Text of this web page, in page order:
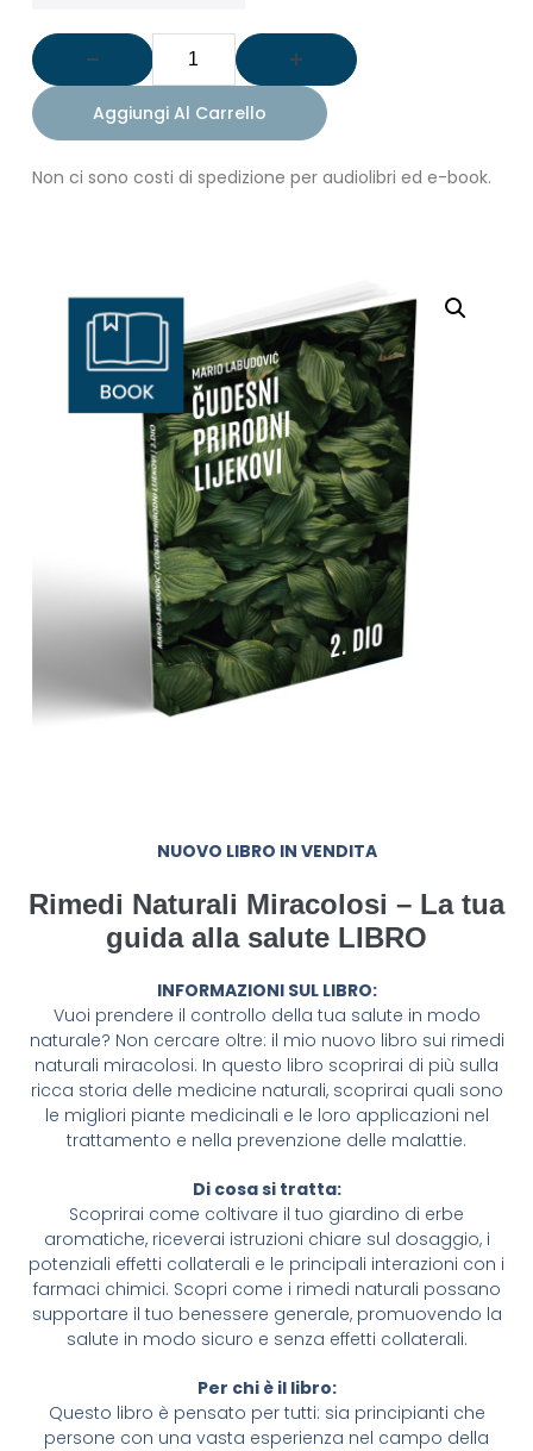
Aggiungi Al Carrello
Non ci sono costi di spedizione per audiolibri ed e-book.
NUOVO LIBRO IN VENDITA
Rimedi Naturali Miracolosi – La tua
guida alla salute LIBRO
INFORMAZIONI SUL LIBRO:
Vuoi prendere il controllo della tua salute in modo
naturale? Non cercare oltre: il mio nuovo libro sui rimedi
naturali miracolosi. In questo libro scoprirai di più sulla
ricca storia delle medicine naturali, scoprirai quali sono
le migliori piante medicinali e le loro applicazioni nel
trattamento e nella prevenzione delle malattie.
Di cosa si tratta:
Scoprirai come coltivare il tuo giardino di erbe
aromatiche, riceverai istruzioni chiare sul dosaggio, i
potenziali effetti collaterali e le principali interazioni con i
farmaci chimici. Scopri come i rimedi naturali possano
supportare il tuo benessere generale, promuovendo la
salute in modo sicuro e senza effetti collaterali.
Per chi è il libro:
Questo libro è pensato per tutti: sia principianti che
persone con una vasta esperienza nel campo della